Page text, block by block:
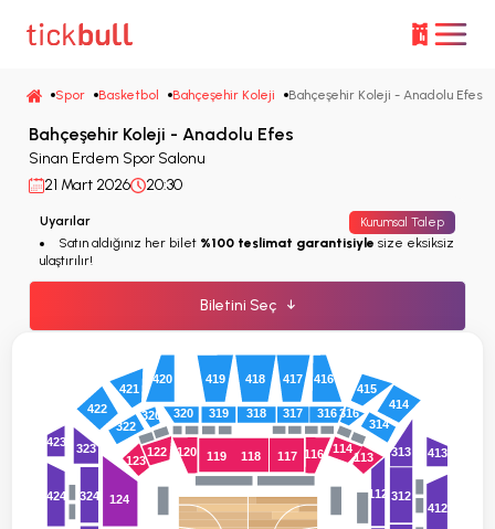
Spor Basketbol Bahçeşehir Koleji Bahçeşehir Koleji - Anadolu Efes
124
123
122 120 119 118 117 116 114
113
422
421
420 419 418 417 416
415
414
322
320 320 319 318 317 316 316
314
424
423
324 112 312
313
412
413
323
Bahçeşehir Koleji - Anadolu Efes
Sinan Erdem Spor Salonu
21 Mart 2026
20:30
Uyarılar Kurumsal Talep
Satın aldığınız her bilet %100 teslimat garantisiyle size eksiksiz
ulaştırılır!
Biletini Seç ↓